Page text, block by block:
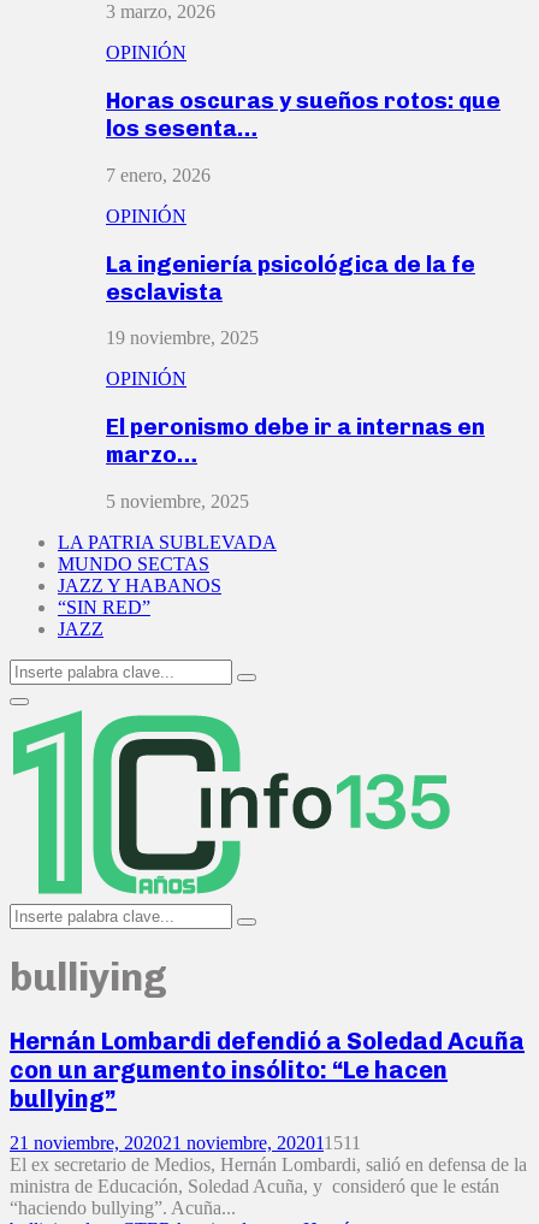
3 marzo, 2026
OPINIÓN
Horas oscuras y sueños rotos: que
los sesenta…
7 enero, 2026
OPINIÓN
La ingeniería psicológica de la fe
esclavista
19 noviembre, 2025
OPINIÓN
El peronismo debe ir a internas en
marzo…
5 noviembre, 2025
LA PATRIA SUBLEVADA
MUNDO SECTAS
JAZZ Y HABANOS
“SIN RED”
JAZZ
Search
for:
Search
Primary
Menu
Search
for:
Search
bulliying
Hernán Lombardi defendió a Soledad Acuña
con un argumento insólito: “Le hacen
bullying”
21 noviembre, 202021 noviembre, 202011511
El ex secretario de Medios, Hernán Lombardi, salió en defensa de la
ministra de Educación, Soledad Acuña, y consideró que le están
“haciendo bullying”. Acuña...